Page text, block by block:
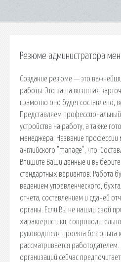
Резюме администратора
Создание резюме — это
работы. Это ваша визитная
грамотно оно будет составлено,
Представляем
устройства на работу, а также
менеджера. Название профессии
английского "manage", что.
Впишите Ваши данные и
стандартных вариантов. Работа
ведением управленческого,
отчета, составлением и сдачей
органы. Если Вы не нашли свой
характеристики,
руководителя проекта без опыта
рассматривается
организаций сейчас